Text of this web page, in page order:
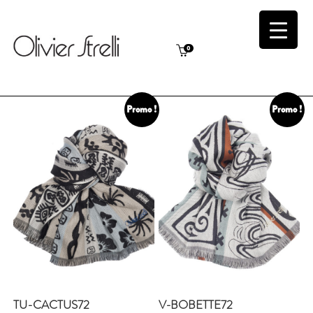
0
Promo !
TU-CACTUS72
Promo !
V-BOBETTE72